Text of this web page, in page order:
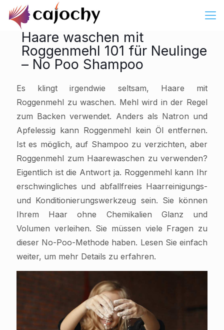
Haare waschen mit
Roggenmehl 101 für Neulinge
– No Poo Shampoo
Es klingt irgendwie seltsam, Haare mit
Roggenmehl zu waschen. Mehl wird in der Regel
zum Backen verwendet. Anders als Natron und
Apfelessig kann Roggenmehl kein Öl entfernen.
Ist es möglich, auf Shampoo zu verzichten, aber
Roggenmehl zum Haarewaschen zu verwenden?
Eigentlich ist die Antwort ja. Roggenmehl kann Ihr
erschwingliches und abfallfreies Haarreinigungs-
und Konditionierungswerkzeug sein. Sie können
Ihrem Haar ohne Chemikalien Glanz und
Volumen verleihen. Sie müssen viele Fragen zu
dieser No-Poo-Methode haben. Lesen Sie einfach
weiter, um mehr Details zu erfahren.